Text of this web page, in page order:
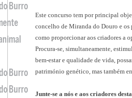
Este concurso tem por principal
concelho de Miranda do Douro e os
como proporcionar aos criadores a
Procura-se, simultaneamente,
bem-estar e qualidade de vida,
património genético, mas também
Junte-se a nós e aos criadores
Burro
Burro
Burro